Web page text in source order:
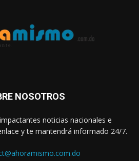
NOSOTROS
noticias nacionales e
y te mantendrá informado 24/7.